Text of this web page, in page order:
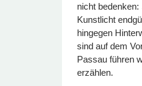
nicht
Kunstlicht
hingegen
sind auf dem
Passau führen
erzählen.